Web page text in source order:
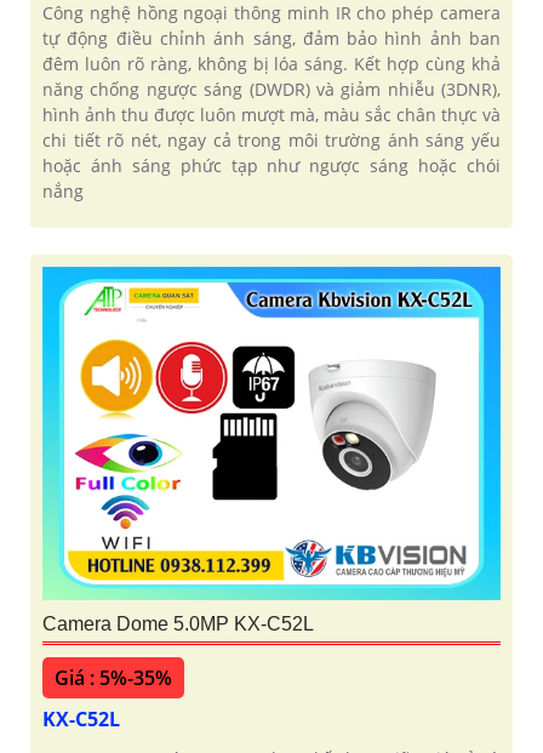
Công nghệ hồng ngoại thông minh IR cho phép camera
tự động điều chỉnh ánh sáng, đảm bảo hình ảnh ban
đêm luôn rõ ràng, không bị lóa sáng. Kết hợp cùng khả
năng chống ngược sáng (DWDR) và giảm nhiễu (3DNR),
hình ảnh thu được luôn mượt mà, màu sắc chân thực và
chi tiết rõ nét, ngay cả trong môi trường ánh sáng yếu
hoặc ánh sáng phức tạp như ngược sáng hoặc chói
nắng
Camera Dome 5.0MP KX-C52L
Giá : 5%-35%
KX-C52L